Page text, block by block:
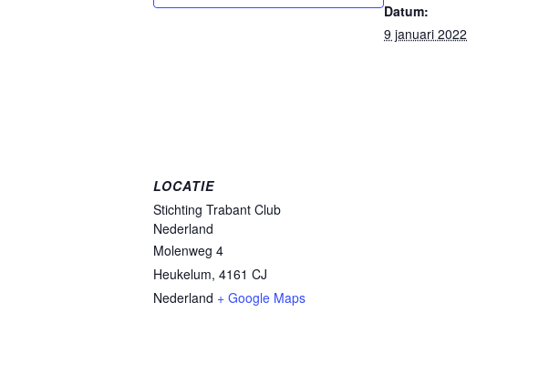
Datum:
9 januari 2022
LOCATIE
Stichting Trabant Club
Nederland
Molenweg 4
Heukelum, 4161 CJ
Nederland + Google Maps